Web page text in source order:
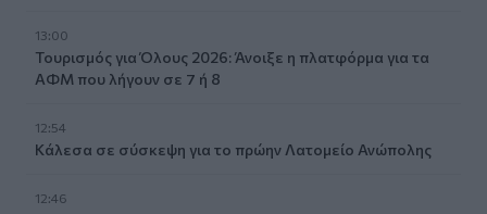
13:00
Τουρισμός για Όλους 2026: Άνοιξε η πλατφόρμα για τα
ΑΦΜ που λήγουν σε 7 ή 8
12:54
Κάλεσα σε σύσκεψη για το πρώην Λατομείο Ανώπολης
12:46